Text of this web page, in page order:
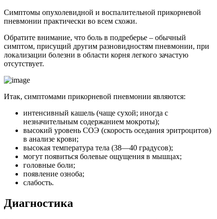
Симптомы опухолевидной и воспалительной прикорневой
пневмонии практически во всем схожи.
Обратите внимание, что боль в подреберье – обычный
симптом, присущий другим разновидностям пневмонии, при
локализации болезни в области корня легкого зачастую
отсутствует.
Итак, симптомами прикорневой пневмонии являются:
интенсивный кашель (чаще сухой; иногда с
незначительным содержанием мокроты);
высокий уровень СОЭ (скорость оседания эритроцитов)
в анализе крови;
высокая температура тела (38—40 градусов);
могут появиться болевые ощущения в мышцах;
головные боли;
появление озноба;
слабость.
Диагностика